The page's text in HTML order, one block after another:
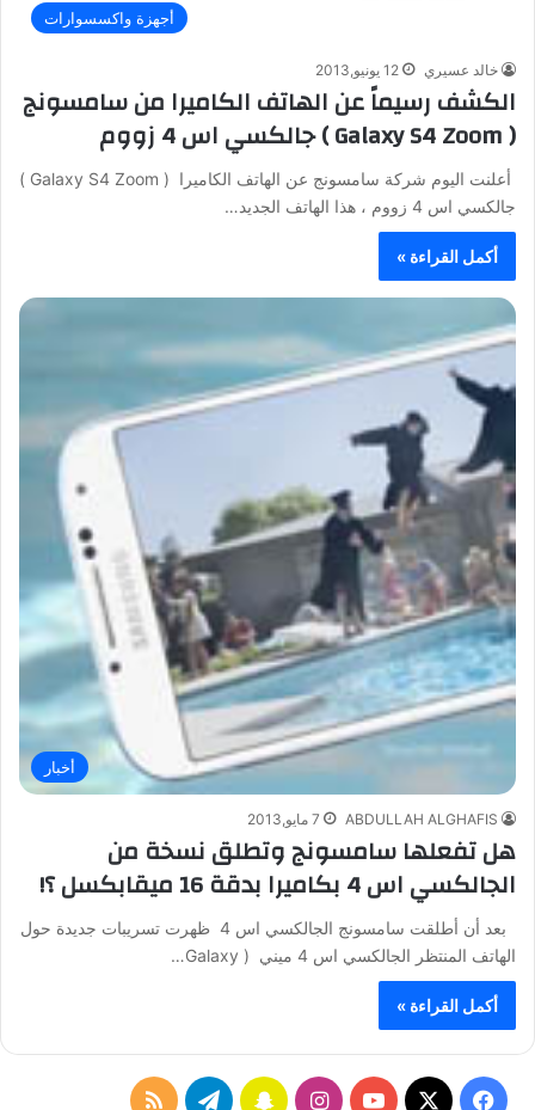
أجهزة واكسسوارات
خالد عسيري 12 يونيو,2013
الكشف رسيماً عن الهاتف الكاميرا من سامسونج
( Galaxy S4 Zoom‎ ) جالكسي اس 4 زووم
ﺃﻋﻠﻨﺖ اليوم شركة سامسونج عن الهاتف الكاميرا ( Galaxy S4 Zoom‎ )
جالكسي اس 4 زووم ، هذا الهاتف الجديد…
أكمل القراءة »
أخبار
ABDULLAH ALGHAFIS 7 مايو,2013
هل تفعلها سامسونج وتطلق نسخة من
الجالكسي اس 4 بكاميرا بدقة 16 ميقابكسل ؟!
بعد أن أطلقت سامسونج الجالكسي اس 4 ظهرت تسريبات جديدة حول
الهاتف المنتظر الجالكسي اس 4 ميني ( Galaxy…
أكمل القراءة »
س